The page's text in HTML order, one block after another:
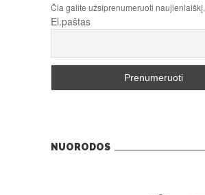
Čia galite užsiprenumeruoti naujienlaiškį.
El.paštas
NUORODOS